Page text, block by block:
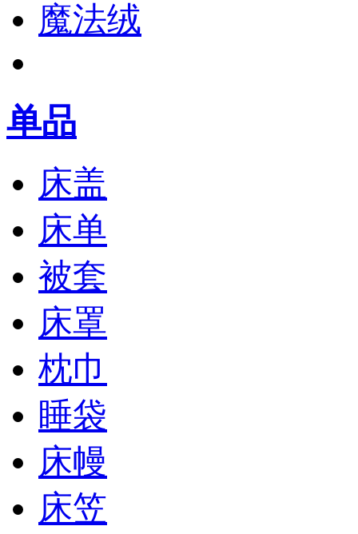
魔法绒
单品
床盖
床单
被套
床罩
枕巾
睡袋
床幔
床笠